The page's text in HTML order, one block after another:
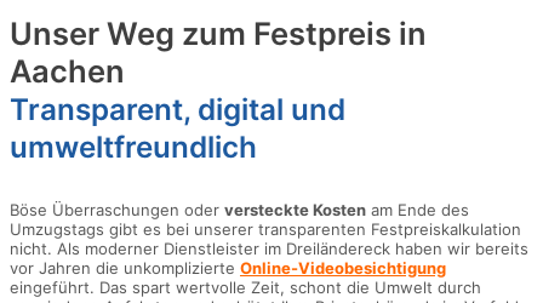
Unser Weg zum Festpreis in
Aachen
Transparent, digital und
umweltfreundlich
Böse Überraschungen oder versteckte Kosten am Ende des
Umzugstags gibt es bei unserer transparenten Festpreiskalkulation
nicht. Als moderner Dienstleister im Dreiländereck haben wir bereits
vor Jahren die unkomplizierte Online-Videobesichtigung
eingeführt. Das spart wertvolle Zeit, schont die Umwelt durch